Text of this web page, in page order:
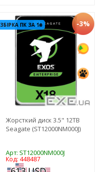
ЗБІРКА ПК ЗА 1₴ -3%
Жорсткий диск 3.5" 12TB
Seagate (ST12000NM000J)
Арт: ST12000NM000J
Код: 448487